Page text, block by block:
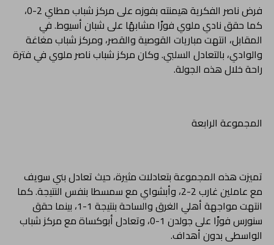
فرض ناصر الفكرية هيمنته بفوزه على مركز شباب مطاي 2-0،
كما حقق نادي ملوي فوزًا مشابهًا على شبان أسيوط. في
المقابل، انتهت مباريات القوصية والقصر، ومركز شباب مغاغة
والوادي، بالتعادل السلبي. وكان مركز شباب ناصر ملوي في فترة
راحة خلال هذه الجولة.
المجموعة الرابعة
تميزت هذه المجموعة بتعادلات مثيرة، حيث تعادل بني سويف
مع عاملين غارب 2-2، وأبشواي مع سمسطا بنفس النتيجة. كما
انتهت مواجهة أهلي الغرق والساحة بنتيجة 1-1، بينما حقق
سنورس فوزًا على جولدن 1-0، وتعادل أبوكساة مع مركز شباب
الواسطى بدون أهداف.